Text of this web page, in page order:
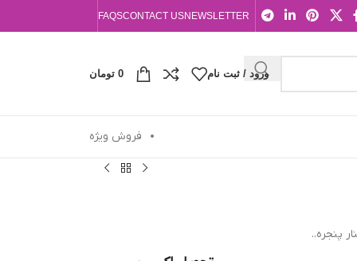
NEWSLETTER
CONTACT US
FAQS
ورود / ثبت نام 0 تومان
فروش ویژه
پنجره..